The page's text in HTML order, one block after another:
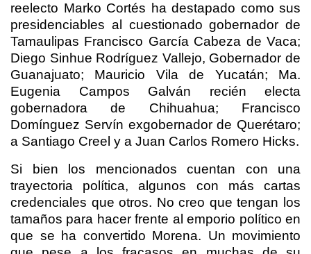
reelecto Marko Cortés ha destapado como sus
presidenciables al cuestionado gobernador de
Tamaulipas Francisco García Cabeza de Vaca;
Diego Sinhue Rodríguez Vallejo, Gobernador de
Guanajuato; Mauricio Vila de Yucatán; Ma.
Eugenia Campos Galván recién electa
gobernadora de Chihuahua; Francisco
Domínguez Servín exgobernador de Querétaro;
a Santiago Creel y a Juan Carlos Romero Hicks.
Si bien los mencionados cuentan con una
trayectoria política, algunos con más cartas
credenciales que otros. No creo que tengan los
tamaños para hacer frente al emporio político en
que se ha convertido Morena. Un movimiento